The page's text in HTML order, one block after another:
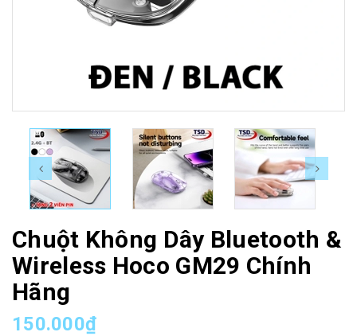
Chuột Không Dây Bluetooth &
Wireless Hoco GM29 Chính
Hãng
150.000₫